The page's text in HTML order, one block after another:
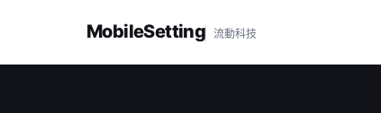
MobileSetting 流動科技